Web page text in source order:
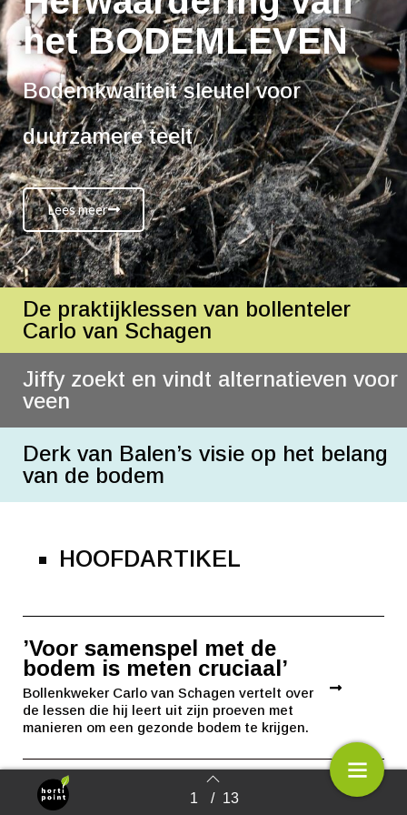
Terug naar overzicht 1 / 13
het BODEMLEVEN
Bodemkwaliteit sleutel voor
duurzamere teelt
Lees meer
HORTIPOINT MEDIAPRODUCTIES - September
2023
De praktijklessen van bollenteler
Carlo van Schagen
Jiffy zoekt en vindt alternatieven voor
veen
Derk van Balen’s visie op het belang
van de bodem
HOOFDARTIKEL
’Voor samenspel met de
bodem is meten cruciaal’
Bollenkweker Carlo van Schagen vertelt over
de lessen die hij leert uit zijn proeven met
manieren om een gezonde bodem te krijgen.
’Telers beseffen steeds meer